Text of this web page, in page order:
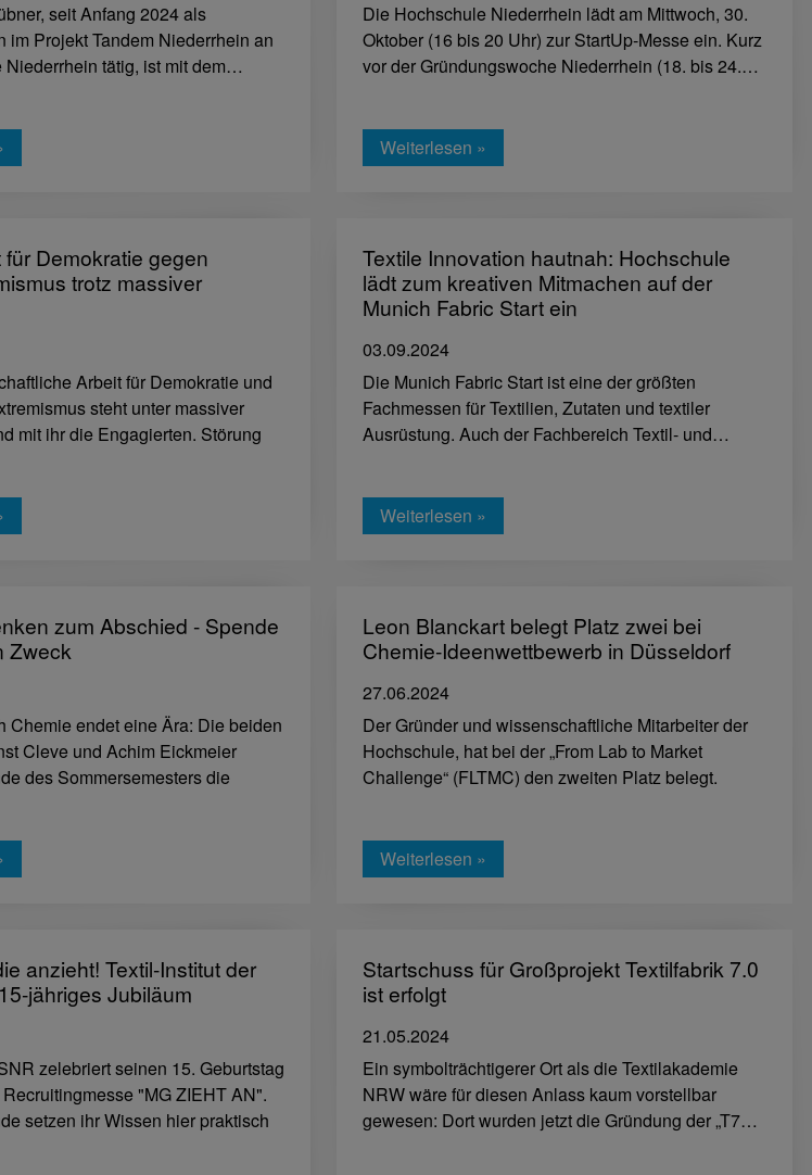
seit Anfang 2024 als
im Projekt Tandem Niederrhein an
Niederrhein tätig, ist mit dem…
Die Hochschule Niederrhein lädt am Mittwoch, 30.
Oktober (16 bis 20 Uhr) zur StartUp-Messe ein. Kurz
vor der Gründungswoche Niederrhein (18. bis 24.…
Weiterlesen »
Demokratie gegen
trotz massiver
Arbeit für Demokratie und
steht unter massiver
mit ihr die Engagierten. Störung
Textile Innovation hautnah: Hochschule
lädt zum kreativen Mitmachen auf der
Munich Fabric Start ein
03.09.2024
Die Munich Fabric Start ist eine der größten
Fachmessen für Textilien, Zutaten und textiler
Ausrüstung. Auch der Fachbereich Textil- und…
Weiterlesen »
zum Abschied - Spende
Zweck
Chemie endet eine Ära: Die beiden
Cleve und Achim Eickmeier
des Sommersemesters die
Leon Blanckart belegt Platz zwei bei
Chemie-Ideenwettbewerb in Düsseldorf
27.06.2024
Der Gründer und wissenschaftliche Mitarbeiter der
Hochschule, hat bei der „From Lab to Market
Challenge“ (FLTMC) den zweiten Platz belegt.
Weiterlesen »
anzieht! Textil-Institut der
jähriges Jubiläum
zelebriert seinen 15. Geburtstag
"MG ZIEHT AN".
setzen ihr Wissen hier praktisch
Startschuss für Großprojekt Textilfabrik 7.0
ist erfolgt
21.05.2024
Ein symbolträchtigerer Ort als die Textilakademie
NRW wäre für diesen Anlass kaum vorstellbar
gewesen: Dort wurden jetzt die Gründung der „T7…